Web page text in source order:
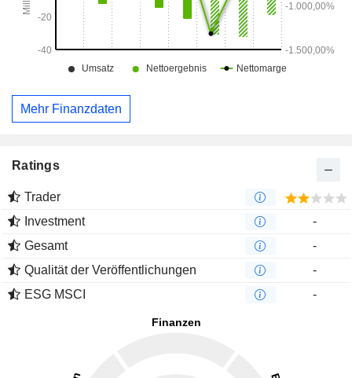
Mehr Finanzdaten
Ratings
Trader
Investment
-
Gesamt
-
Qualität der Veröffentlichungen
-
ESG MSCI
-